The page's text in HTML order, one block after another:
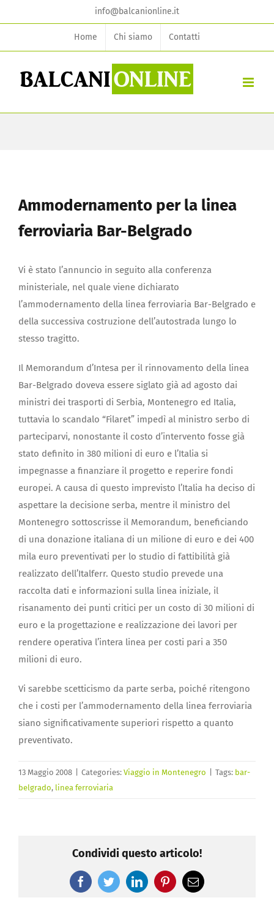
to
info@balcanionline.it
Home Chi siamo Contatti
Ammodernamento per la linea
ferroviaria Bar-Belgrado
Vi è stato l’annuncio in seguito alla conferenza
ministeriale, nel quale viene dichiarato
l’ammodernamento della linea ferroviaria Bar-Belgrado e
della successiva costruzione dell’autostrada lungo lo
stesso tragitto.
Il Memorandum d’Intesa per il rinnovamento della linea
Bar-Belgrado doveva essere siglato già ad agosto dai
ministri dei trasporti di Serbia, Montenegro ed Italia,
tuttavia lo scandalo “Filaret” impedì al ministro serbo di
parteciparvi, nonostante il costo d’intervento fosse già
stato definito in 380 milioni di euro e l’Italia si
impegnasse a finanziare il progetto e reperire fondi
europei. A causa di questo imprevisto l’Italia ha deciso di
aspettare la decisione serba, mentre il ministro del
Montenegro sottoscrisse il Memorandum, beneficiando
di una donazione italiana di un milione di euro e dei 400
mila euro preventivati per lo studio di fattibilità già
realizzato dell’Italferr. Questo studio prevede una
raccolta dati e informazioni sulla linea iniziale, il
risanamento dei punti critici per un costo di 30 milioni di
euro e la progettazione e realizzazione dei lavori per
rendere operativa l’intera linea per costi pari a 350
milioni di euro.
Vi sarebbe scetticismo da parte serba, poiché ritengono
che i costi per l’ammodernamento della linea ferroviaria
siano significativamente superiori rispetto a quanto
preventivato.
13 Maggio 2008 Categories: Viaggio in Montenegro Tags: bar-
belgrado, linea ferroviaria
Condividi questo articolo!
FacebookTwitterLinkedInPinterestEmail